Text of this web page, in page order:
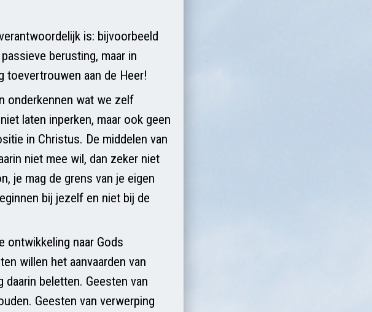
is: bijvoorbeeld
berusting, maar in
toevertrouwen aan de Heer!
onderkennen wat we zelf
laten inperken, maar ook geen
in Christus. De middelen van
niet mee wil, dan zeker niet
je mag de grens van je eigen
bij jezelf en niet bij de
ontwikkeling naar Gods
willen het aanvaarden van
beletten. Geesten van
Geesten van verwerping